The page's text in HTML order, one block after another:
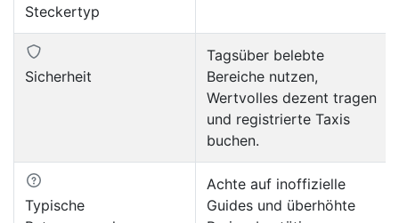
Steckertyp
Sicherheit
Tagsüber belebte
Bereiche nutzen,
Wertvolles dezent tragen
und registrierte Taxis
buchen.
Typische
Achte auf inoffizielle
Guides und überhöhte